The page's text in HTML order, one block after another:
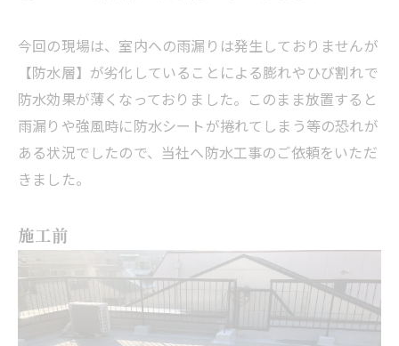
今回の現場は、室内への雨漏りは発生しておりませんが
【防水層】が劣化していることによる膨れやひび割れで
防水効果が薄くなっておりました。このまま放置すると
雨漏りや強風時に防水シートが捲れてしまう等の恐れが
ある状況でしたので、当社へ防水工事のご依頼をいただ
きました。
施工前